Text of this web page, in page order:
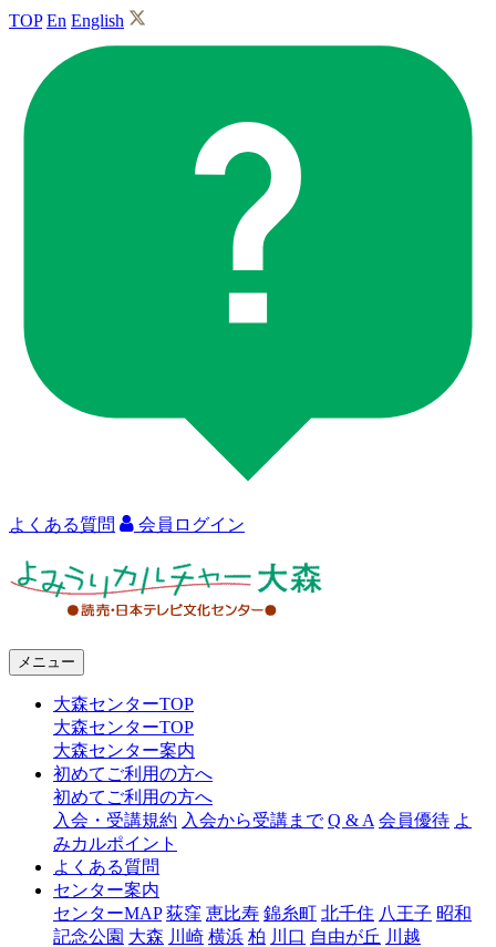
TOP En English
よくある質問 会員ログイン
ャ
森
メニュー
大森センターTOP
大森センターTOP
大森センター案内
初めてご利用の方へ
初めてご利用の方へ
入会・受講規約 入会から受講まで Q & A 会員優待 よ
みカルポイント
よくある質問
センター案内
センターMAP 荻窪 恵比寿 錦糸町 北千住 八王子 昭和
記念公園 大森 川崎 横浜 柏 川口 自由が丘 川越